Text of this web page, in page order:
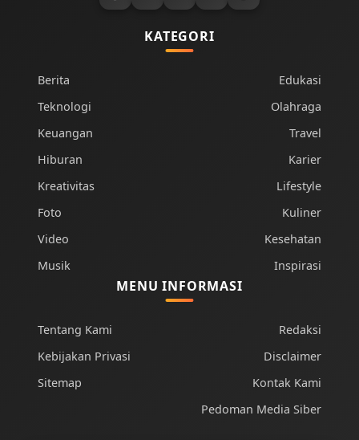
KATEGORI
Berita
Teknologi
Keuangan
Hiburan
Kreativitas
Foto
Video
Musik
Edukasi
Olahraga
Travel
Karier
Lifestyle
Kuliner
Kesehatan
Inspirasi
MENU INFORMASI
Tentang Kami
Kebijakan Privasi
Sitemap
Redaksi
Disclaimer
Kontak Kami
Pedoman Media Siber